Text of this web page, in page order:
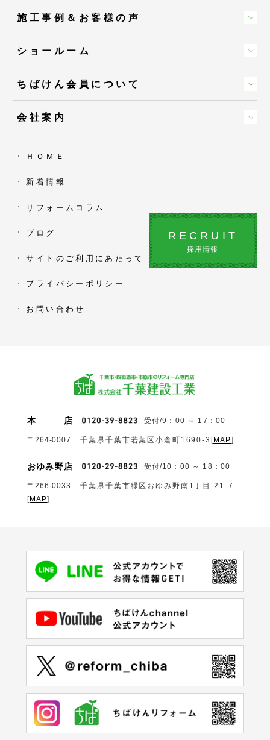
施工事例＆お客様の声
ショールーム
ちばけん会員について
会社案内
ＨＯＭＥ
新着情報
リフォームコラム
ブログ
サイトのご利用にあたって
プライバシーポリシー
お問い合わせ
RECRUIT
採用情報
本 店 受付/9：00 ～ 17：00
〒264-0007 千葉県千葉市若葉区小倉町1690‐3 [MAP]
おゆみ野店 受付/10：00 ～ 18：00
〒266-0033
千葉県千葉市緑区おゆみ野南1丁目 21-7
[MAP]